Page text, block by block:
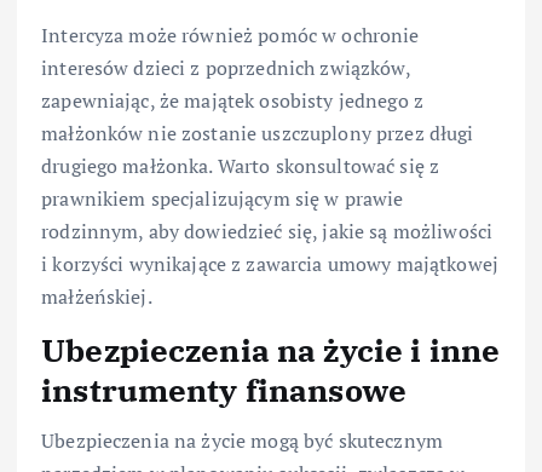
Intercyza może również pomóc w ochronie
interesów dzieci z poprzednich związków,
zapewniając, że majątek osobisty jednego z
małżonków nie zostanie uszczuplony przez długi
drugiego małżonka. Warto skonsultować się z
prawnikiem specjalizującym się w prawie
rodzinnym, aby dowiedzieć się, jakie są możliwości
i korzyści wynikające z zawarcia umowy majątkowej
małżeńskiej.
Ubezpieczenia na życie i inne
instrumenty finansowe
Ubezpieczenia na życie mogą być skutecznym